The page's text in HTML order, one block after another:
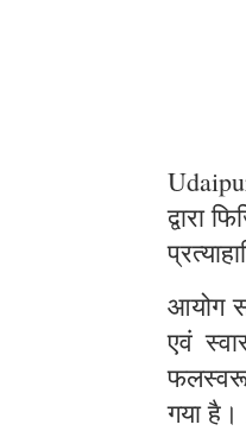
द्वारा
आयोग
एवं
गया है।